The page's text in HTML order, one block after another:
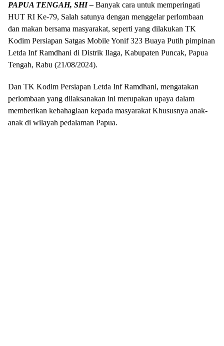
PAPUA TENGAH, SHI – Banyak cara untuk memperingati
HUT RI Ke-79, Salah satunya dengan menggelar perlombaan
dan makan bersama masyarakat, seperti yang dilakukan TK
Kodim Persiapan Satgas Mobile Yonif 323 Buaya Putih pimpinan
Letda Inf Ramdhani di Distrik Ilaga, Kabupaten Puncak, Papua
Tengah, Rabu (21/08/2024).
Dan TK Kodim Persiapan Letda Inf Ramdhani, mengatakan
perlombaan yang dilaksanakan ini merupakan upaya dalam
memberikan kebahagiaan kepada masyarakat Khususnya anak-
anak di wilayah pedalaman Papua.